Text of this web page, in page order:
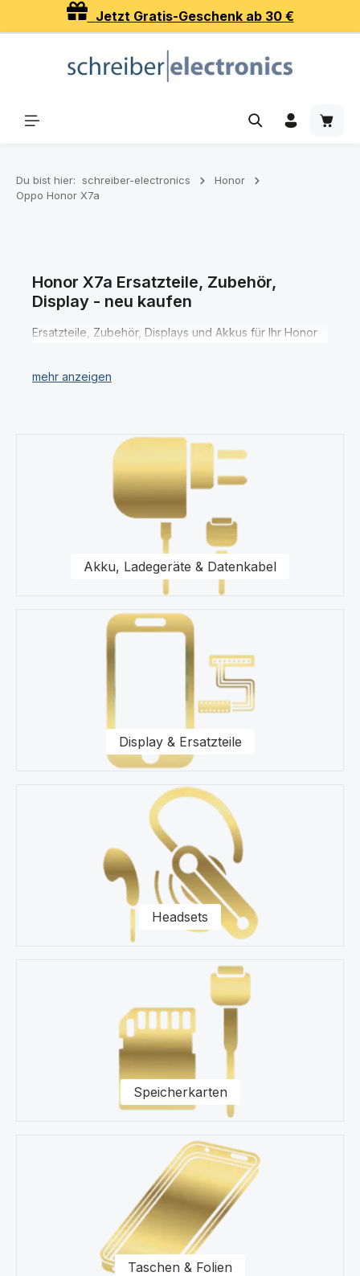
Zum Hauptinhalt springenJetzt Gratis-Geschenk ab 30 €
Du bist hier: schreiber-electronics
Honor
Oppo Honor X7a
Honor X7a Ersatzteile, Zubehör,
Display - neu kaufen
Ersatzteile, Zubehör, Displays und Akkus für Ihr Honor
Universal Zubehör, Displayfolie und Werkzeug.
Für uns stehen Qualität und Originalität unserer
Produkte für das Honor X7a im Vordergrund. Wir halten
eine Vielzahl von Produkten wie Displays und
Schutzhüllen für Ihr Honor X7a in unserem modernen
Kaufen Sie nur Original Zubehör vom Honor X7a
Gerne steht Ihnen unser Kundenservice bezüglich
Fragen zu unseren Ersatzteilen für Ihr Honor X7a
Kategoriegalerie überspringen
Akku, Ladegeräte & Datenkabel
Display & Ersatzteile
Headsets
Speicherkarten
Taschen & Folien